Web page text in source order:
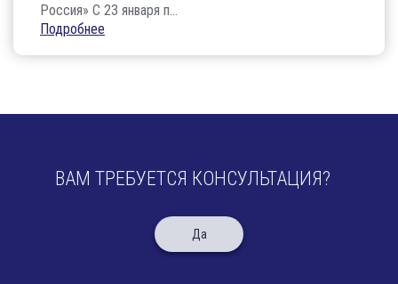
Россия» С 23 января п...
Подробнее
ВАМ ТРЕБУЕТСЯ КОНСУЛЬТАЦИЯ?
Да